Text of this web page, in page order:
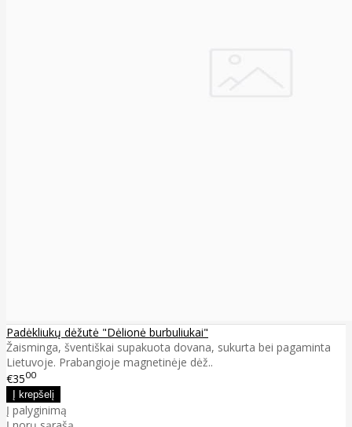
Padėkliukų dėžutė "Dėlionė burbuliukai"
Žaisminga, šventiškai supakuota dovana, sukurta bei pagaminta
Lietuvoje. Prabangioje magnetinėje dėž..
€3500
Į palyginimą